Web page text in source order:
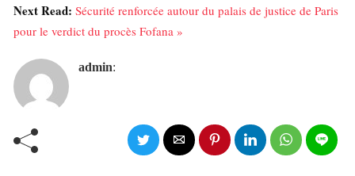
Next Read: Sécurité renforcée autour du palais de justice de Paris
pour le verdict du procès Fofana »
admin: